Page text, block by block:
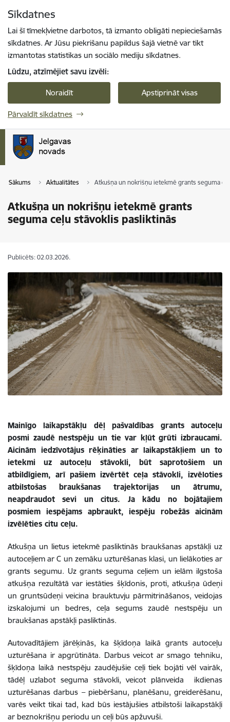
Sīkdatnes
Lai šī tīmekļvietne darbotos, tā izmanto obligāti nepieciešamās
sīkdatnes. Ar Jūsu piekrišanu papildus šajā vietnē var tikt
izmantotas statistikas un sociālo mediju sīkdatnes.
Lūdzu, atzīmējiet savu izvēli:
Noraidīt Apstiprināt visas
Pārvaldīt sīkdatnes
Sākums Aktualitātes Atkušņa un nokrišņu ietekmē grants seguma
Atkušņa un nokrišņu ietekmē grants
seguma ceļu stāvoklis pasliktinās
Publicēts: 02.03.2026.
Mainīgo laikapstākļu dēļ pašvaldības grants autoceļu
posmi zaudē nestspēju un tie var kļūt grūti izbraucami.
Aicinām iedzīvotājus rēķināties ar laikapstākļiem un to
ietekmi uz autoceļu stāvokli, būt saprotošiem un
atbildīgiem, arī pašiem izvērtēt ceļa stāvokli, izvēloties
atbilstošas braukšanas trajektorijas un ātrumu,
neapdraudot sevi un citus. Ja kādu no bojātajiem
posmiem iespējams apbraukt, iespēju robežās aicinām
izvēlēties citu ceļu.
Atkušņa un lietus ietekmē pasliktinās braukšanas apstākļi uz
autoceļiem ar C un zemāku uzturēšanas klasi, un lielākoties ar
grants segumu. Uz grants seguma ceļiem un ielām ilgstoša
atkušņa rezultātā var iestāties šķīdonis, proti, atkušņa ūdeņi
un gruntsūdeņi veicina brauktuvju pārmitrināšanos, veidojas
izskalojumi un bedres, ceļa segums zaudē nestspēju un
braukšanas apstākļi pasliktinās.
Autovadītājiem jārēķinās, ka šķīdoņa laikā grants autoceļu
uzturēšana ir apgrūtināta. Darbus veicot ar smago tehniku,
šķīdoņa laikā nestspēju zaudējušie ceļi tiek bojāti vēl vairāk,
tādēļ uzlabot seguma stāvokli, veicot plānveida ikdienas
uzturēšanas darbus – piebēršanu, planēšanu, greiderēšanu,
varēs veikt tikai tad, kad būs iestājušies atbilstoši laikapstākļi
ar beznokrišņu periodu un ceļi būs apžuvuši.